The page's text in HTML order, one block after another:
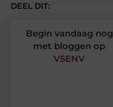
DEEL DIT:
Begin vandaag nog
met bloggen op
VSENV